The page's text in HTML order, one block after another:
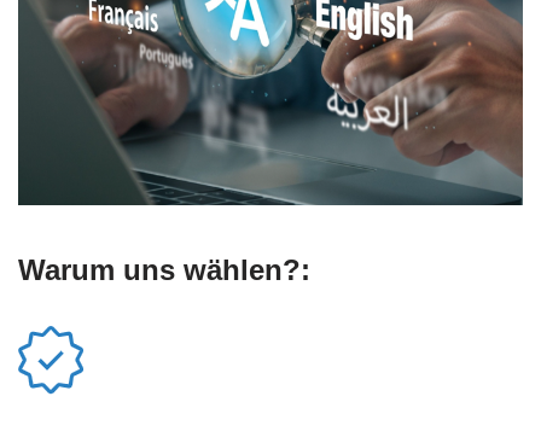
Warum uns wählen?: